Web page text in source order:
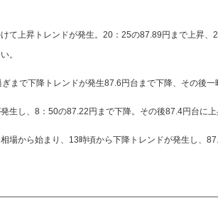
て上昇トレンドが発生。20：25の87.89円まで上昇
。
まで下降トレンドが発生87.6円台まで下降、その後
生し、8：50の87.22円まで下降。その後87.4円台に
場から始まり、13時頃から下降トレンドが発生し、